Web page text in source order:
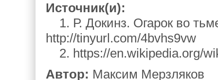
Источник(и):
1. Р. Докинз. Огарок во
http://tinyurl.com/4bvhs9vw
2. https://en.wikipedia.org/
Автор: Максим Мерзляков